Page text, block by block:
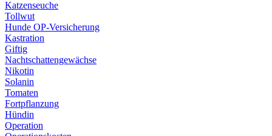
Katzenseuche
Tollwut
Hunde OP-Versicherung
Kastration
Giftig
Nachtschattengewächse
Nikotin
Solanin
Tomaten
Fortpflanzung
Hündin
Operation